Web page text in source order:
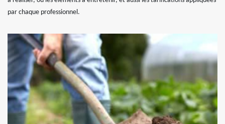
par chaque professionnel.